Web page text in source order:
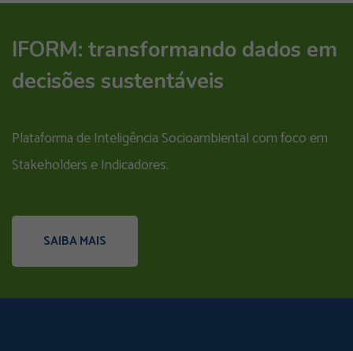
IFORM: transformando dados em
decisões sustentáveis
Plataforma de Inteligência Socioambiental com foco em
Stakeholders e Indicadores.
SAIBA MAIS